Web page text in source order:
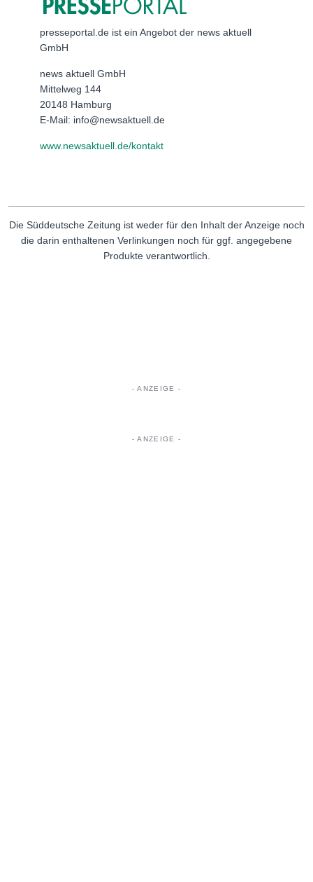
presseportal.de ist ein Angebot der news aktuell
GmbH
news aktuell GmbH
Mittelweg 144
20148 Hamburg
E-Mail: info@newsaktuell.de
www.newsaktuell.de/kontakt
Die Süddeutsche Zeitung ist weder für den Inhalt der Anzeige noch
die darin enthaltenen Verlinkungen noch für ggf. angegebene
Produkte verantwortlich.